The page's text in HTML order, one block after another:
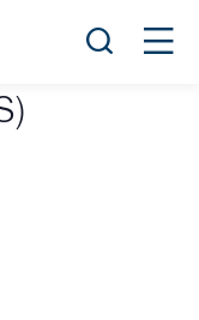
Öppna